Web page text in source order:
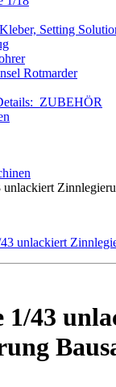
Setting
Rotmarder
ZUBEHÖR
unlackiert
1/43